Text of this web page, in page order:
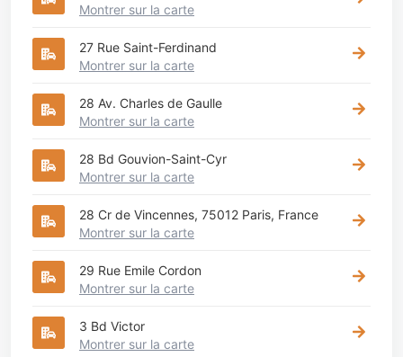
Montrer sur la carte
27 Rue Saint-Ferdinand
Montrer sur la carte
28 Av. Charles de Gaulle
Montrer sur la carte
28 Bd Gouvion-Saint-Cyr
Montrer sur la carte
28 Cr de Vincennes, 75012 Paris, France
Montrer sur la carte
29 Rue Emile Cordon
Montrer sur la carte
3 Bd Victor
Montrer sur la carte